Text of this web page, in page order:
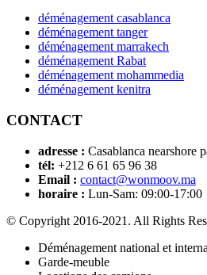
déménagement casablanca
déménagement tanger
déménagement marrakech
déménagement Rabat
déménagement mohammedia
déménagement kenitra
CONTACT
adresse : Casablanca nearshore
tél: +212 6 61 65 96 38
Email : contact@wonmoov.ma
horaire : Lun-Sam: 09:00-17:00
© Copyright 2016-2021. All Rights
Déménagement national et
Garde-meuble